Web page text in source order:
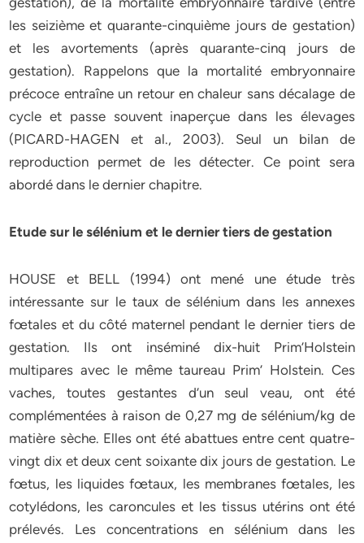
les seizième et quarante-cinquième jours de gestation)
et les avortements (après quarante-cinq jours de
gestation). Rappelons que la mortalité embryonnaire
précoce entraîne un retour en chaleur sans décalage de
cycle et passe souvent inaperçue dans les élevages
(PICARD-HAGEN et al., 2003). Seul un bilan de
reproduction permet de les détecter. Ce point sera
abordé dans le dernier chapitre.
Etude sur le sélénium et le dernier tiers de gestation
HOUSE et BELL (1994) ont mené une étude très
intéressante sur le taux de sélénium dans les annexes
fœtales et du côté maternel pendant le dernier tiers de
gestation. Ils ont inséminé dix-huit Prim’Holstein
multipares avec le même taureau Prim’ Holstein. Ces
vaches, toutes gestantes d’un seul veau, ont été
complémentées à raison de 0,27 mg de sélénium/kg de
matière sèche. Elles ont été abattues entre cent quatre-
vingt dix et deux cent soixante dix jours de gestation. Le
fœtus, les liquides fœtaux, les membranes fœtales, les
cotylédons, les caroncules et les tissus utérins ont été
prélevés. Les concentrations en sélénium dans les